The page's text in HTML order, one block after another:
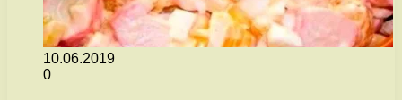
10.06.2019
0